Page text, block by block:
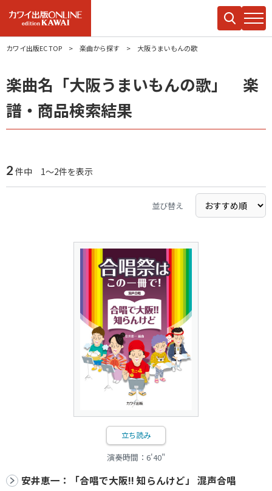
カワイ出版EC TOP 楽曲から探す 大阪うまいもんの歌
楽曲名「大阪うまいもんの歌」 楽
譜・商品検索結果
2 件中 1～2件を表示
並び替え
立ち読み
演奏時間：6'40"
安井恵一：「合唱で大阪!! 知らんけど」 混声合唱